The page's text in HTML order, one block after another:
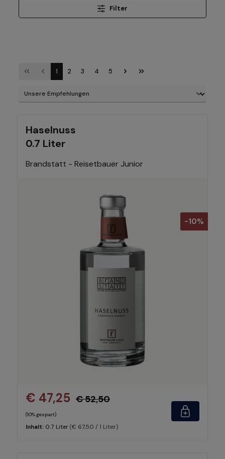
Filter
1 2 3 4 5
Haselnuss
0.7 Liter
Brandstatt - Reisetbauer Junior
-10%
€ 47,25 € 52,50
(10% gespart)
Inhalt: 0.7 Liter (€ 67,50 / 1 Liter)